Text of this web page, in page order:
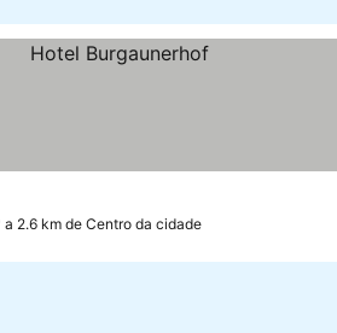
a 2.6 km de Centro da cidade